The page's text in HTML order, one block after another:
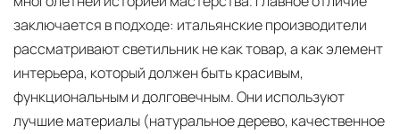
дней. Для Московской области сроки зависят
от удалённости объекта и варьируются от 5 до
10 рабочих дней. Возможна срочная доставка
при наличии свободных логистических
ресурсов.
заключается в подходе: итальянские производители
рассматривают светильник не как товар, а как элемент
интерьера, который должен быть красивым,
функциональным и долговечным. Они используют
лучшие материалы (натуральное дерево, качественное